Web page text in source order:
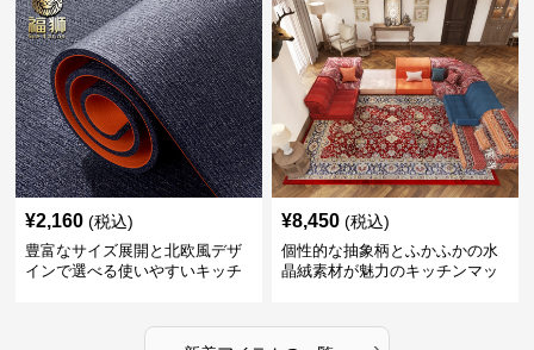
¥2,160 (税込)
豊富なサイズ展開と北欧風デザ
インで選べる使いやすいキッチ
¥8,450 (税込)
個性的な抽象柄とふかふかの水
晶絨素材が魅力のキッチンマッ